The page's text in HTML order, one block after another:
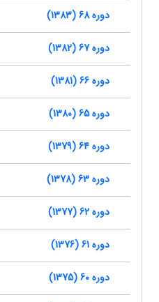
دوره 68 (1383)
دوره 67 (1382)
دوره 66 (1381)
دوره 65 (1380)
دوره 64 (1379)
دوره 63 (1378)
دوره 62 (1377)
دوره 61 (1376)
دوره 60 (1375)